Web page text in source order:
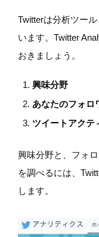
Twitterは分析ツール
います。Twitter
おきましょう。
興味分野
あなたのフォロ
ツイートアクテ
興味分野と、フォ
を調べるには、
します。